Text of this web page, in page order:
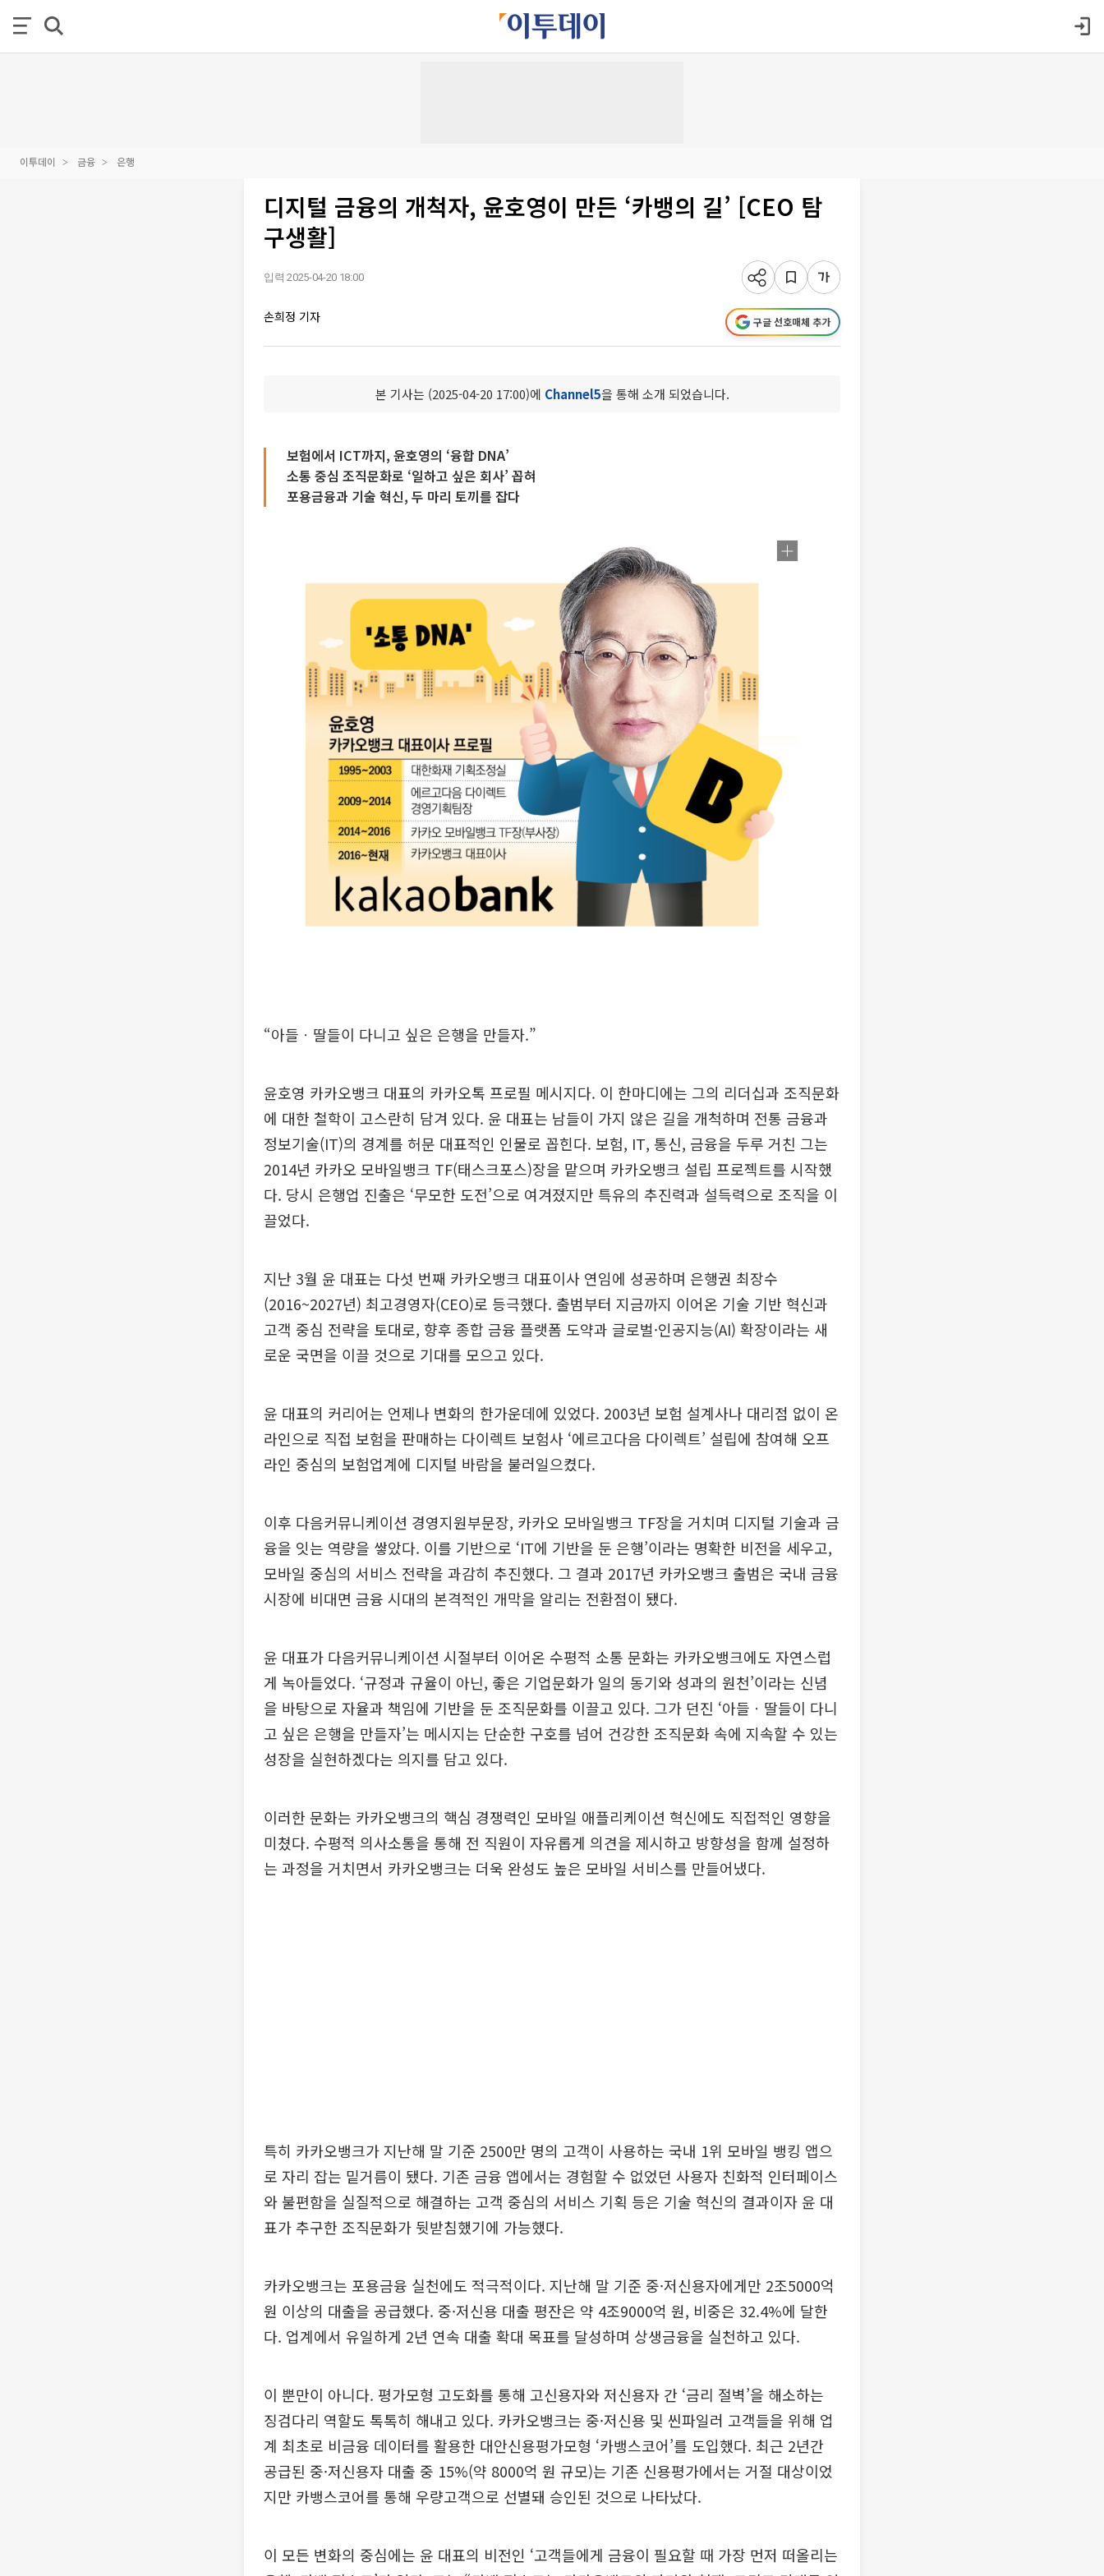
이투데이 금융 은행
디지털 금융의 개척자, 윤호영이 만든 ‘카뱅의 길’ [CEO 탐
구생활]
입력 2025-04-20 18:00
손희정 기자 구글 선호매체 추가
본 기사는 (2025-04-20 17:00)에 Channel5을 통해 소개 되었습니다.
보험에서 ICT까지, 윤호영의 ‘융합 DNA’
소통 중심 조직문화로 ‘일하고 싶은 회사’ 꼽혀
포용금융과 기술 혁신, 두 마리 토끼를 잡다
“아들ㆍ딸들이 다니고 싶은 은행을 만들자.”
윤호영 카카오뱅크 대표의 카카오톡 프로필 메시지다. 이 한마디에는 그의 리더십과 조직문화
에 대한 철학이 고스란히 담겨 있다. 윤 대표는 남들이 가지 않은 길을 개척하며 전통 금융과
정보기술(IT)의 경계를 허문 대표적인 인물로 꼽힌다. 보험, IT, 통신, 금융을 두루 거친 그는
2014년 카카오 모바일뱅크 TF(태스크포스)장을 맡으며 카카오뱅크 설립 프로젝트를 시작했
다. 당시 은행업 진출은 ‘무모한 도전’으로 여겨졌지만 특유의 추진력과 설득력으로 조직을 이
끌었다.
지난 3월 윤 대표는 다섯 번째 카카오뱅크 대표이사 연임에 성공하며 은행권 최장수
(2016~2027년) 최고경영자(CEO)로 등극했다. 출범부터 지금까지 이어온 기술 기반 혁신과
고객 중심 전략을 토대로, 향후 종합 금융 플랫폼 도약과 글로벌·인공지능(AI) 확장이라는 새
로운 국면을 이끌 것으로 기대를 모으고 있다.
윤 대표의 커리어는 언제나 변화의 한가운데에 있었다. 2003년 보험 설계사나 대리점 없이 온
라인으로 직접 보험을 판매하는 다이렉트 보험사 ‘에르고다음 다이렉트’ 설립에 참여해 오프
라인 중심의 보험업계에 디지털 바람을 불러일으켰다.
이후 다음커뮤니케이션 경영지원부문장, 카카오 모바일뱅크 TF장을 거치며 디지털 기술과 금
융을 잇는 역량을 쌓았다. 이를 기반으로 ‘IT에 기반을 둔 은행’이라는 명확한 비전을 세우고,
모바일 중심의 서비스 전략을 과감히 추진했다. 그 결과 2017년 카카오뱅크 출범은 국내 금융
시장에 비대면 금융 시대의 본격적인 개막을 알리는 전환점이 됐다.
윤 대표가 다음커뮤니케이션 시절부터 이어온 수평적 소통 문화는 카카오뱅크에도 자연스럽
게 녹아들었다. ‘규정과 규율이 아닌, 좋은 기업문화가 일의 동기와 성과의 원천’이라는 신념
을 바탕으로 자율과 책임에 기반을 둔 조직문화를 이끌고 있다. 그가 던진 ‘아들ㆍ딸들이 다니
고 싶은 은행을 만들자’는 메시지는 단순한 구호를 넘어 건강한 조직문화 속에 지속할 수 있는
성장을 실현하겠다는 의지를 담고 있다.
이러한 문화는 카카오뱅크의 핵심 경쟁력인 모바일 애플리케이션 혁신에도 직접적인 영향을
미쳤다. 수평적 의사소통을 통해 전 직원이 자유롭게 의견을 제시하고 방향성을 함께 설정하
는 과정을 거치면서 카카오뱅크는 더욱 완성도 높은 모바일 서비스를 만들어냈다.
특히 카카오뱅크가 지난해 말 기준 2500만 명의 고객이 사용하는 국내 1위 모바일 뱅킹 앱으
로 자리 잡는 밑거름이 됐다. 기존 금융 앱에서는 경험할 수 없었던 사용자 친화적 인터페이스
와 불편함을 실질적으로 해결하는 고객 중심의 서비스 기획 등은 기술 혁신의 결과이자 윤 대
표가 추구한 조직문화가 뒷받침했기에 가능했다.
카카오뱅크는 포용금융 실천에도 적극적이다. 지난해 말 기준 중·저신용자에게만 2조5000억
원 이상의 대출을 공급했다. 중·저신용 대출 평잔은 약 4조9000억 원, 비중은 32.4%에 달한
다. 업계에서 유일하게 2년 연속 대출 확대 목표를 달성하며 상생금융을 실천하고 있다.
이 뿐만이 아니다. 평가모형 고도화를 통해 고신용자와 저신용자 간 ‘금리 절벽’을 해소하는
징검다리 역할도 톡톡히 해내고 있다. 카카오뱅크는 중·저신용 및 씬파일러 고객들을 위해 업
계 최초로 비금융 데이터를 활용한 대안신용평가모형 ‘카뱅스코어’를 도입했다. 최근 2년간
공급된 중·저신용자 대출 중 15%(약 8000억 원 규모)는 기존 신용평가에서는 거절 대상이었
지만 카뱅스코어를 통해 우량고객으로 선별돼 승인된 것으로 나타났다.
이 모든 변화의 중심에는 윤 대표의 비전인 ‘고객들에게 금융이 필요할 때 가장 먼저 떠올리는